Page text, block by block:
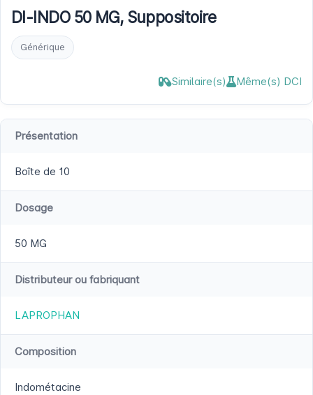
DI-INDO 50 MG, Suppositoire
Générique
Similaire(s) Même(s) DCI
Présentation
Boîte de 10
Dosage
50 MG
Distributeur ou fabriquant
LAPROPHAN
Composition
Indométacine